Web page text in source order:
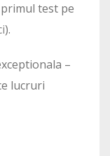
test pe
).
–
lucruri